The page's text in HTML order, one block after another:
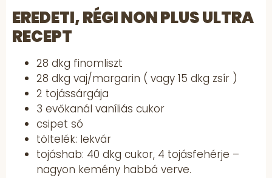
EREDETI, RÉGI NON PLUS ULTRA
RECEPT
28 dkg finomliszt
28 dkg vaj/margarin ( vagy 15 dkg zsír )
2 tojássárgája
3 evőkanál vaníliás cukor
csipet só
töltelék: lekvár
tojáshab: 40 dkg cukor, 4 tojásfehérje –
nagyon kemény habbá verve.